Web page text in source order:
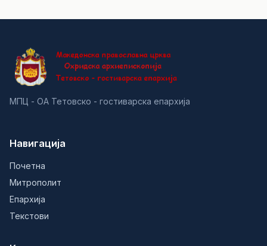
МПЦ - ОА Тетовско - гостиварска епархија
Навигација
Почетна
Митрополит
Епархија
Текстови